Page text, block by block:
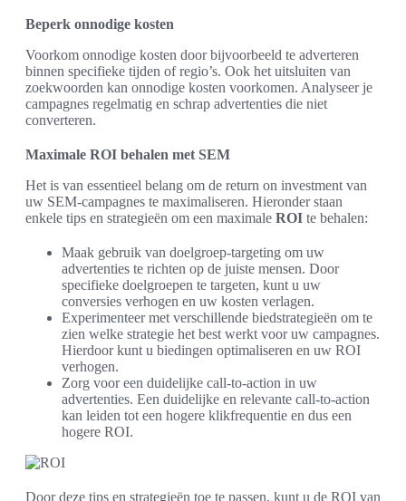
Beperk onnodige kosten
Voorkom onnodige kosten door bijvoorbeeld te adverteren
binnen specifieke tijden of regio’s. Ook het uitsluiten van
zoekwoorden kan onnodige kosten voorkomen. Analyseer je
campagnes regelmatig en schrap advertenties die niet
converteren.
Maximale ROI behalen met SEM
Het is van essentieel belang om de return on investment van
uw SEM-campagnes te maximaliseren. Hieronder staan
enkele tips en strategieën om een maximale ROI te behalen:
Maak gebruik van doelgroep-targeting om uw
advertenties te richten op de juiste mensen. Door
specifieke doelgroepen te targeten, kunt u uw
conversies verhogen en uw kosten verlagen.
Experimenteer met verschillende biedstrategieën om te
zien welke strategie het best werkt voor uw campagnes.
Hierdoor kunt u biedingen optimaliseren en uw ROI
verhogen.
Zorg voor een duidelijke call-to-action in uw
advertenties. Een duidelijke en relevante call-to-action
kan leiden tot een hogere klikfrequentie en dus een
hogere ROI.
Door deze tips en strategieën toe te passen, kunt u de ROI van